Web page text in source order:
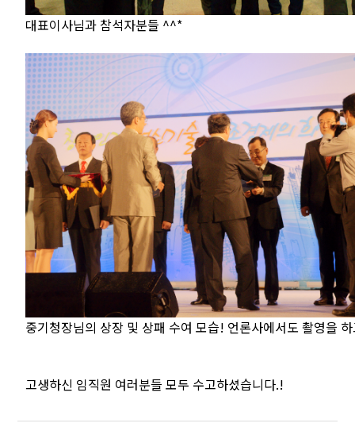
대표이사님과 참석자분들 ^^*
중기청장님의 상장 및 상패 수여 모습! 언론사에서도 촬영을
고생하신 임직원 여러분들 모두 수고하셨습니다.!